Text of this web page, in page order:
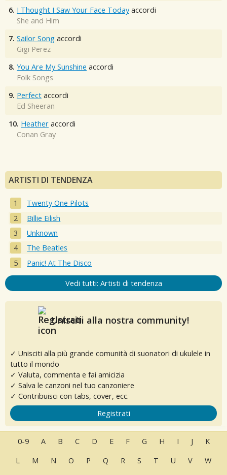
6. I Thought I Saw Your Face Today accordi
She and Him
7. Sailor Song accordi
Gigi Perez
8. You Are My Sunshine accordi
Folk Songs
9. Perfect accordi
Ed Sheeran
10. Heather accordi
Conan Gray
ARTISTI DI TENDENZA
Twenty One Pilots
Billie Eilish
Unknown
The Beatles
Panic! At The Disco
Vedi tutti: Artisti di tendenza
Unisciti alla nostra community!
✓ Unisciti alla più grande comunità di suonatori di ukulele in
tutto il mondo
✓ Valuta, commenta e fai amicizia
✓ Salva le canzoni nel tuo canzoniere
✓ Contribuisci con tabs, cover, ecc.
Registrati
0-9 A B C D E F G H I J
K
L
M N O P Q R S T U V
W